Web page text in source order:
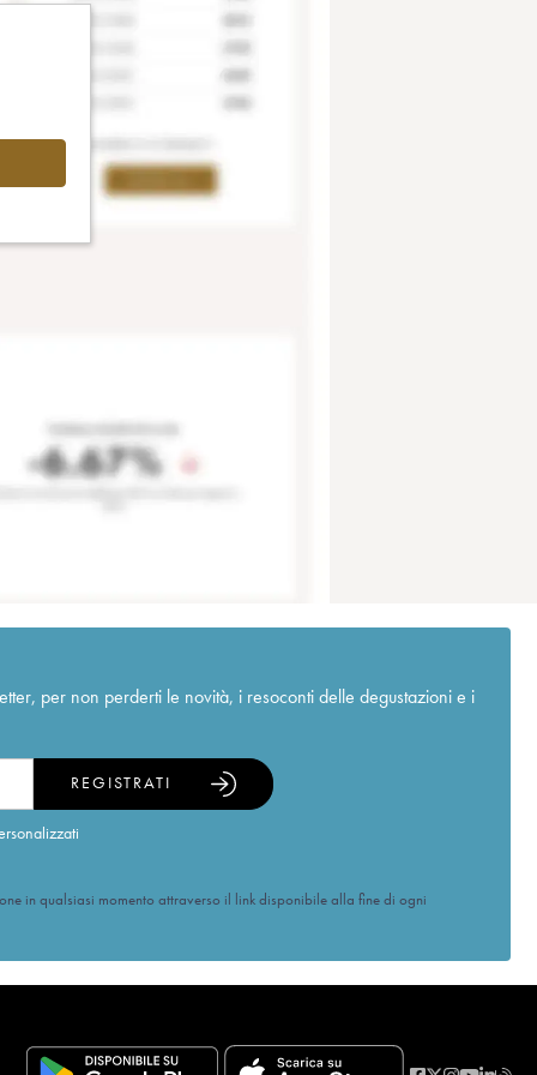
per non perderti le novità, i resoconti delle degustazioni e i
REGISTRATI
in qualsiasi momento attraverso il link disponibile alla fine di ogni